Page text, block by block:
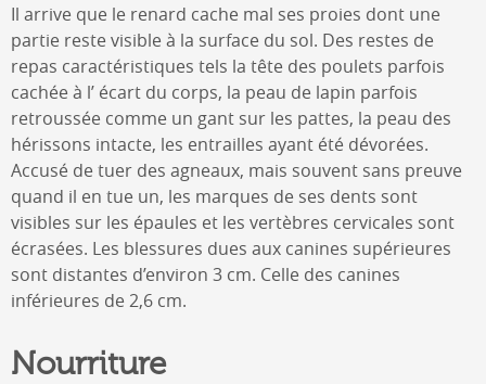
Il arrive que le renard cache mal ses proies dont une
partie reste visible à la surface du sol. Des restes de
repas caractéristiques tels la tête des poulets parfois
cachée à l’ écart du corps, la peau de lapin parfois
retroussée comme un gant sur les pattes, la peau des
hérissons intacte, les entrailles ayant été dévorées.
Accusé de tuer des agneaux, mais souvent sans preuve
quand il en tue un, les marques de ses dents sont
visibles sur les épaules et les vertèbres cervicales sont
écrasées. Les blessures dues aux canines supérieures
sont distantes d’environ 3 cm. Celle des canines
inférieures de 2,6 cm.
Nourriture